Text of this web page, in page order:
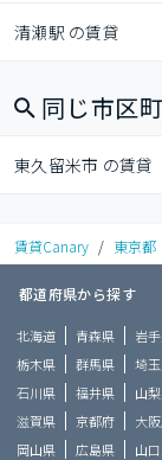
清瀬駅 の賃貸
同じ市区
東久留米市 の賃貸
賃貸Canary / 東京都
都道府県から探す
北海道 青森県 岩
栃木県
群馬県 埼
石川県
福井県 山
滋賀県
京都府 大
岡山県
広島県 山